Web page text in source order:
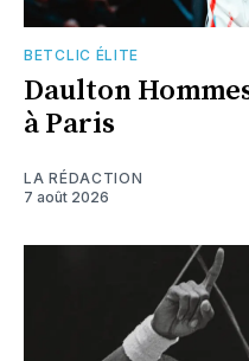
BETCLIC ÉLITE
Daulton
à Paris
LA RÉDACTION
7 août 2026